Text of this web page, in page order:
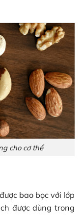
cho cơ thể
bao bọc với lớp
được dùng trong